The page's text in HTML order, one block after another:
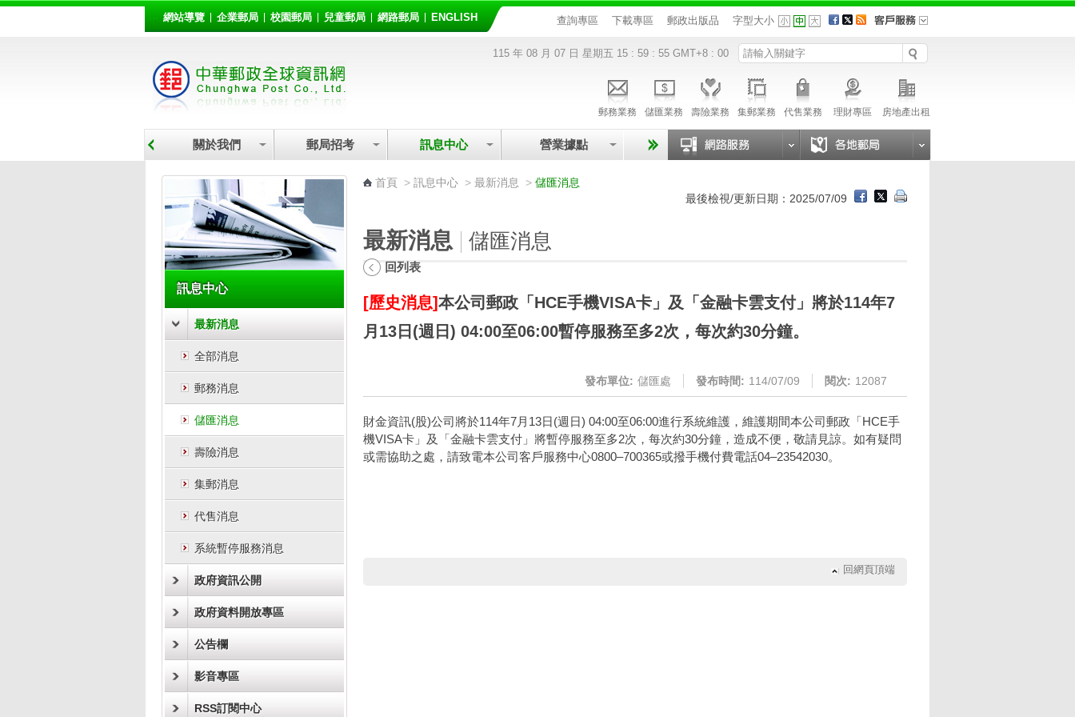
網站導覽 企業郵局 校園郵局 兒童郵局 網路郵局 ENGLISH 查詢專區 下載專區 郵政出版品 字型大小
115 年 08 月 07 日 星期五 15 : 59 : 55 GMT+8 : 00
郵務業務 儲匯業務 壽險業務 集郵業務 代售業務 理財專區 房地產出租
關於我們 郵局招考 訊息中心
營業據點
訊息中心
最新消息
全部消息
郵務消息
儲匯消息
壽險消息
集郵消息
代售消息
系統暫停服務消息
政府資訊公開
政府資料開放專區
公告欄
影音專區
RSS訂閱中心
首頁 > 訊息中心 > 最新消息 > 儲匯消息
最後檢視/更新日期：2025/07/09
最新消息 儲匯消息
回列表
[歷史消息]本公司郵政「HCE手機VISA卡」及「金融卡雲支付」將於114年7
月13日(週日) 04:00至06:00暫停服務至多2次，每次約30分鐘。
發布單位: 儲匯處 發布時間: 114/07/09 閱次: 12087
財金資訊(股)公司將於114年7月13日(週日) 04:00至06:00進行系統維護，維護期間本公司郵政「HCE手
機VISA卡」及「金融卡雲支付」將暫停服務至多2次，每次約30分鐘，造成不便，敬請見諒。如有疑問
或需協助之處，請致電本公司客戶服務中心0800–700365或撥手機付費電話04–23542030。
回網頁頂端